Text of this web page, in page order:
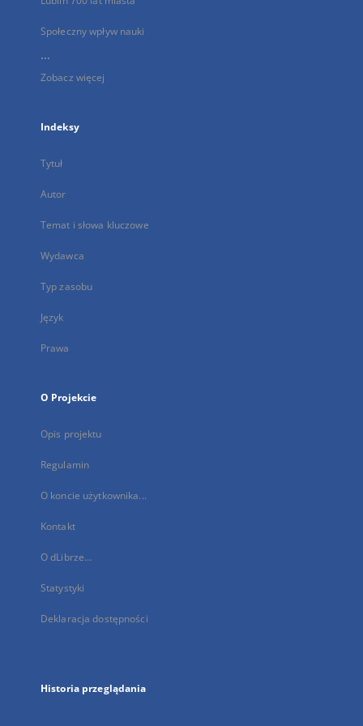
Społeczny wpływ nauki
...
Zobacz więcej
Indeksy
Tytuł
Autor
Temat i słowa kluczowe
Wydawca
Typ zasobu
Język
Prawa
O Projekcie
Opis projektu
Regulamin
O koncie użytkownika...
Kontakt
O dLibrze...
Statystyki
Deklaracja dostępności
Historia przeglądania